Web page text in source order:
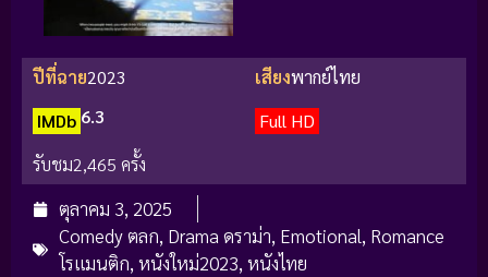
ปีที่ฉาย2023 เสียงพากย์ไทย
IMDb 6.3
Full HD
รับชม2,465 ครั้ง
ตุลาคม 3, 2025
Comedy ตลก, Drama ดราม่า, Emotional, Romance
โรแมนติก, หนังใหม่2023, หนังไทย